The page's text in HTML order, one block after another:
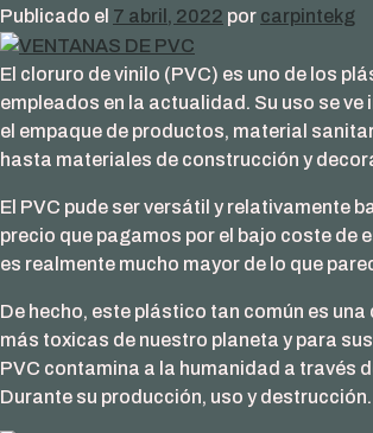
DE
PENSAR
EN
CASAS
INDUSTRIALIZADAS
DE
MADERA?
Publicado el 7 abril, 2022 por carpintekg
El cloruro de vinilo (PVC) es uno de los
empleados en la actualidad. Su uso se ve
el empaque de productos, material
hasta materiales de construcción y
El PVC pude ser versátil y relativamente
precio que pagamos por el bajo coste de
es realmente mucho mayor de lo que
De hecho, este plástico tan común es
más toxicas de nuestro planeta y para
PVC contamina a la humanidad a través
Durante su producción, uso y destrucción.